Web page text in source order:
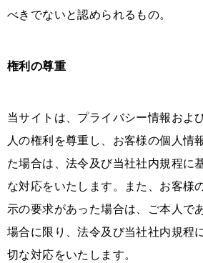
べきでないと認められるもの。
権利の尊重
当サイトは、プライバシー情報およ
人の権利を尊重し、お客様の個人情
た場合は、法令及び当社社内規程に
な対応をいたします。また、お客様
示の要求があった場合は、ご本人で
場合に限り、法令及び当社社内規程
切な対応をいたします。